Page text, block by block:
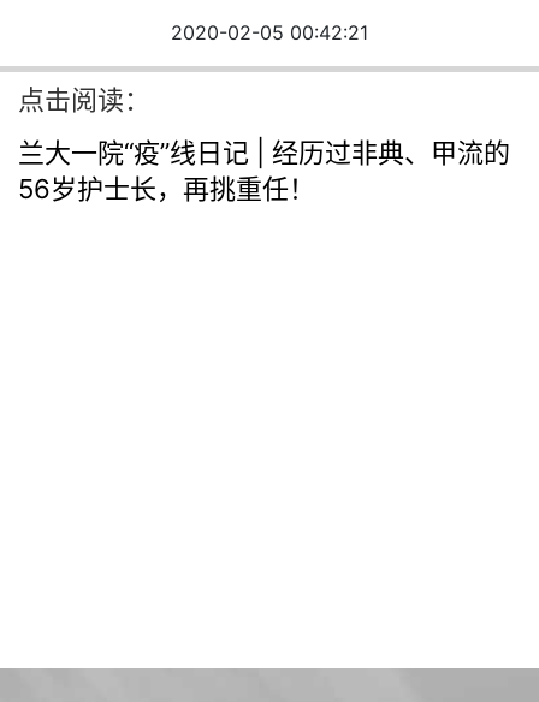
2020-02-05 00:42:21
点击阅读：
兰大一院“疫”线日记 | 经历过非典、甲流的
56岁护士长，再挑重任！